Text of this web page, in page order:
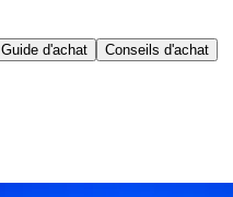
Guide d'achat
Conseils d'achat